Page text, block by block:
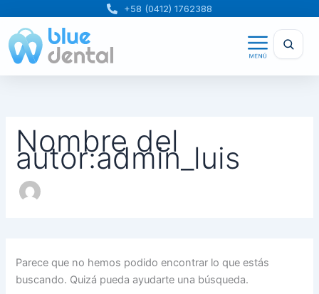
contenido
+58 (0412) 1762388
Nombre del
autor:admin_luis
Parece que no hemos podido encontrar lo que estás
buscando. Quizá pueda ayudarte una búsqueda.
por: